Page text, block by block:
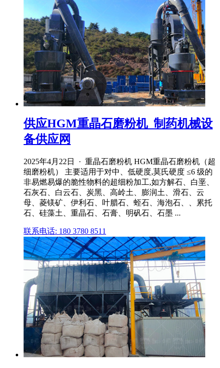
供应HGM重晶石磨粉机_制药机械设
备供应网
2025年4月22日 · 重晶石磨粉机 HGM重晶石磨粉机（超
细磨粉机） 主要适用于对中、低硬度,莫氏硬度 ≤6 级的
非易燃易爆的脆性物料的超细粉加工,如方解石、白垩、
石灰石、白云石、炭黑、高岭土、膨润土、滑石、云
母、菱镁矿、伊利石、叶腊石、蛭石、海泡石、、累托
石、硅藻土、重晶石、石膏、明矾石、石墨 ...
联系电话: 180 3780 8511